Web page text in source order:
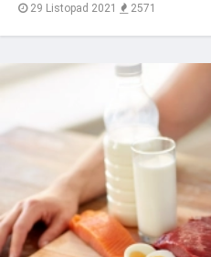
29 Listopad 2021 2571